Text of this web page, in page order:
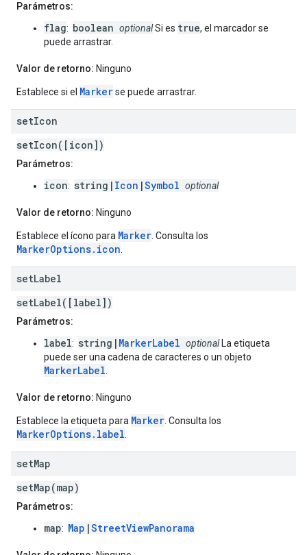
Parámetros:
flag: boolean optionalSi es true, el marcador se
puede arrastrar.
Valor de retorno: Ninguno
Establece si el Markerse puede arrastrar.
setIcon
setIcon([icon])
Parámetros:
icon: string| Icon |Symbol optional
Valor de retorno: Ninguno
Establece el ícono para Marker . Consulta los
MarkerOptions.icon
setLabel
setLabel([label])
Parámetros:
label: string| MarkerLabel optionalLa etiqueta
puede ser una cadena de caracteres o un objeto
MarkerLabel
Valor de retorno: Ninguno
Establece la etiqueta para Marker . Consulta los
MarkerOptions.label
setMap
setMap(map)
Parámetros:
map: Map |StreetViewPanorama